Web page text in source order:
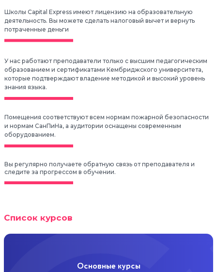
Школы Capital Express имеют лицензию на образовательную
деятельность. Вы можете сделать налоговый вычет и вернуть
потраченные деньги
У нас работают преподаватели только с высшим педагогическим
образованием и сертификатами Кембриджского университета,
которые подтверждаютвладение методикой и высокий уровень
знания языка.
Помещения соответствуют всем нормам пожарной безопасности
и нормам СанПиНа, а аудитории оснащены современным
оборудованием.
Вы регулярно получаете обратную связь от преподавателя и
следите за прогрессом в обучении.
Список курсов
Основные курсы